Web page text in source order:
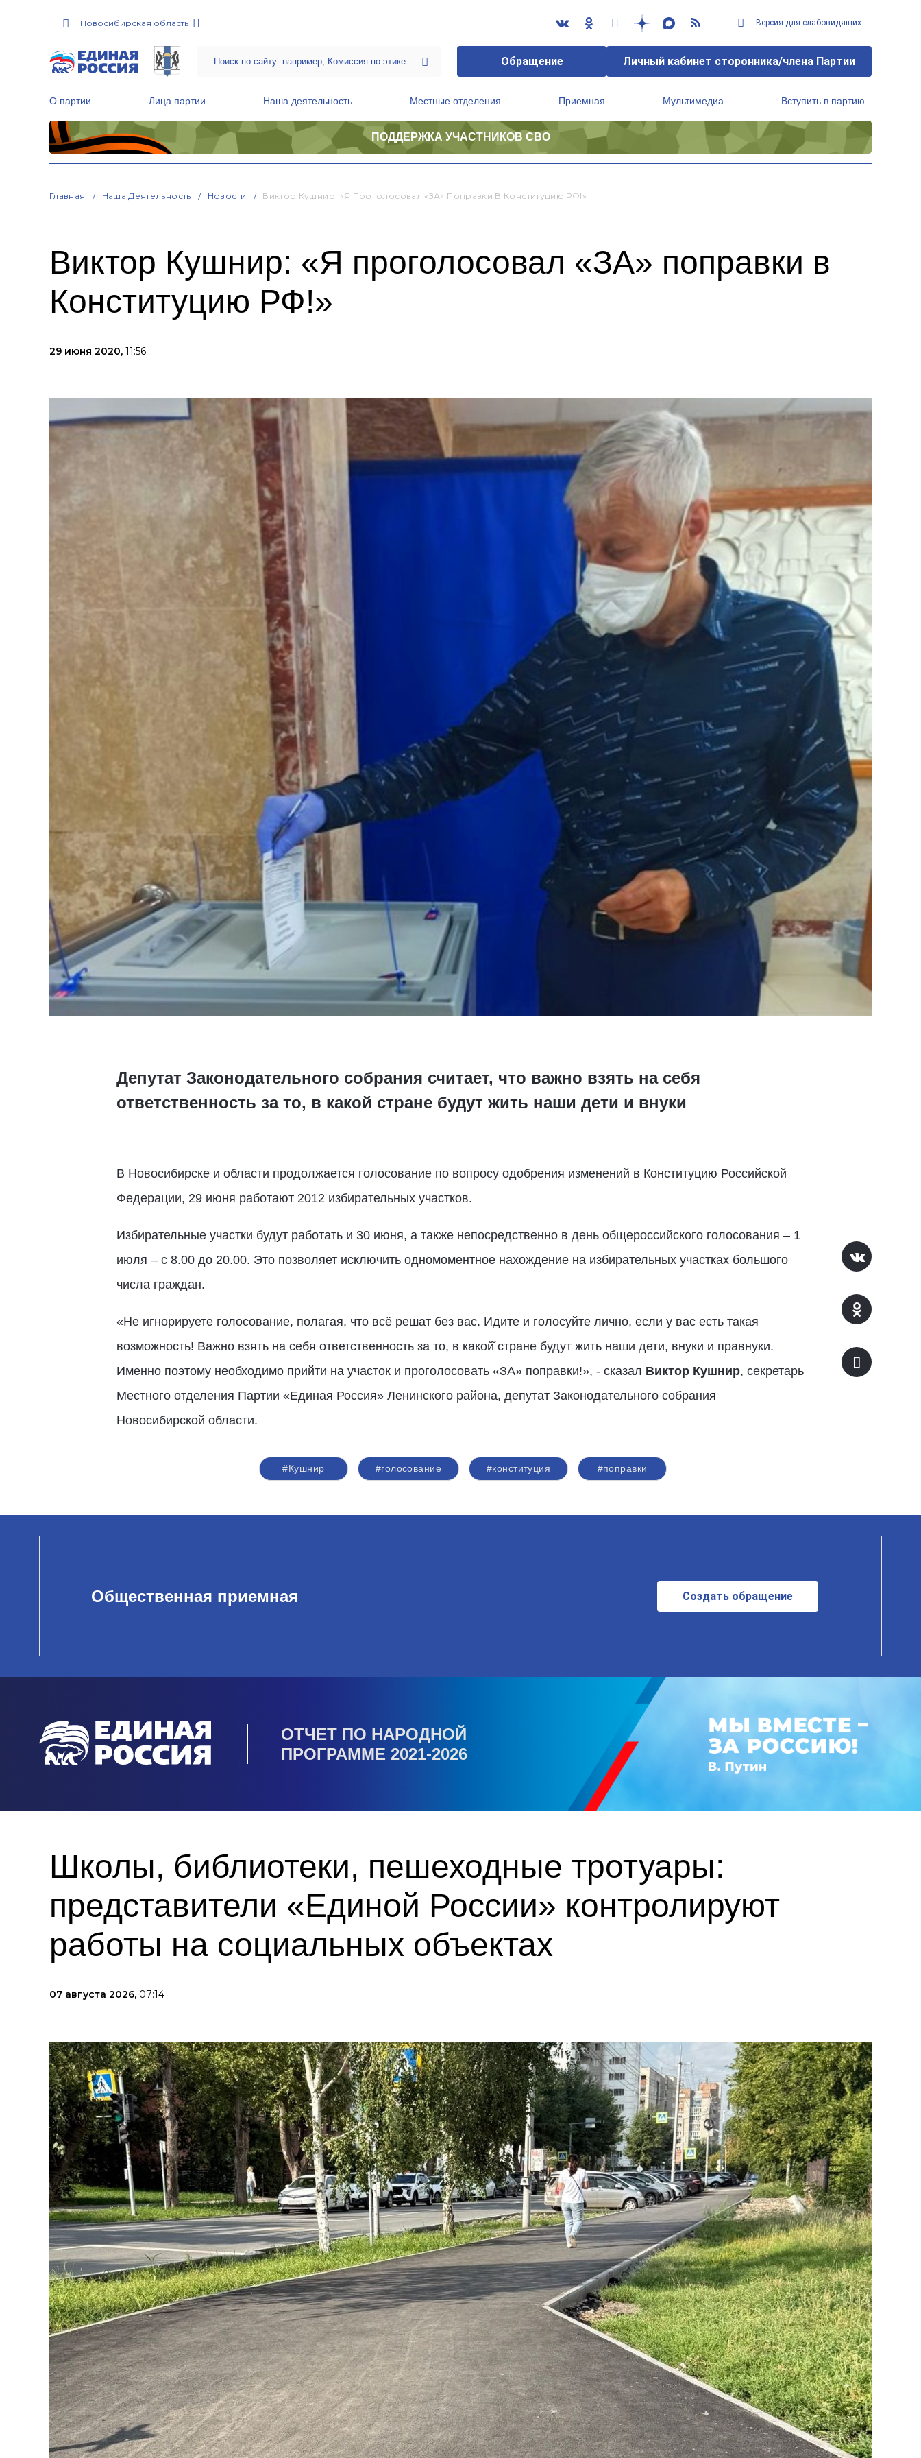
Новосибирская область Версия для слабовидящих
Обращение Личный кабинет сторонника/члена Партии
О партии Лица партии Наша деятельность Местные отделения Приемная Мультимедиа Вступить в партию
ПОДДЕРЖКА УЧАСТНИКОВ СВО
Главная Наша Деятельность Новости Виктор Кушнир: «Я Проголосовал «ЗА» Поправки В Конституцию РФ!»
Виктор Кушнир: «Я проголосовал «ЗА» поправки в
Конституцию РФ!»
29 июня 2020, 11:56
Депутат Законодательного собрания считает, что важно взять на себя
ответственность за то, в какой стране будут жить наши дети и внуки⠀
В Новосибирске и области продолжается голосование по вопросу одобрения изменений в Конституцию Российской
Федерации, 29 июня работают 2012 избирательных участков.
Избирательные участки будут работать и 30 июня, а также непосредственно в день общероссийского голосования – 1
июля – с 8.00 до 20.00. Это позволяет исключить одномоментное нахождение на избирательных участках большого
числа граждан.
«Не игнорируете голосование, полагая, что всё решат без вас. Идите и голосуйте лично, если у вас есть такая
возможность! Важно взять на себя ответственность за то, в какой̆ стране будут жить наши дети, внуки и правнуки.
Именно поэтому необходимо прийти на участок и проголосовать «ЗА» поправки!», - сказал Виктор Кушнир, секретарь
Местного отделения Партии «Единая Россия» Ленинского района, депутат Законодательного собрания
Новосибирской области.
#Кушнир #голосование #конституция #поправки
Общественная приемная Создать обращение
ОТЧЕТ ПО НАРОДНОЙ
ПРОГРАММЕ 2021-2026
Школы, библиотеки, пешеходные тротуары:
представители «Единой России» контролируют
работы на социальных объектах
07 августа 2026, 07:14